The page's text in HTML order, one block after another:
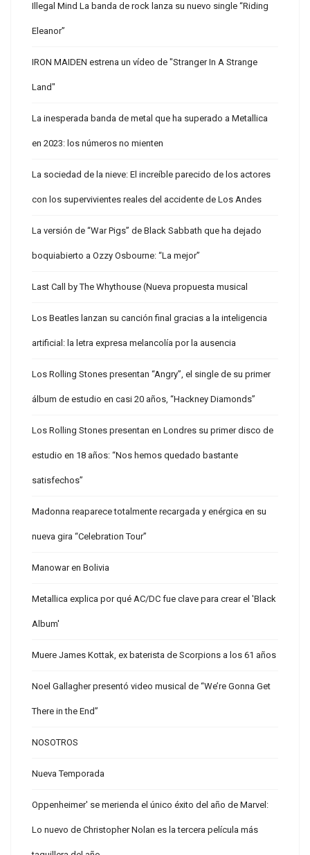
Illegal Mind La banda de rock lanza su nuevo single “Riding
Eleanor”
IRON MAIDEN estrena un vídeo de "Stranger In A Strange
Land"
La inesperada banda de metal que ha superado a Metallica
en 2023: los números no mienten
La sociedad de la nieve: El increíble parecido de los actores
con los supervivientes reales del accidente de Los Andes
La versión de “War Pigs” de Black Sabbath que ha dejado
boquiabierto a Ozzy Osbourne: “La mejor”
Last Call by The Whythouse (Nueva propuesta musical
Los Beatles lanzan su canción final gracias a la inteligencia
artificial: la letra expresa melancolía por la ausencia
Los Rolling Stones presentan “Angry”, el single de su primer
álbum de estudio en casi 20 años, “Hackney Diamonds”
Los Rolling Stones presentan en Londres su primer disco de
estudio en 18 años: “Nos hemos quedado bastante
satisfechos”
Madonna reaparece totalmente recargada y enérgica en su
nueva gira “Celebration Tour”
Manowar en Bolivia
Metallica explica por qué AC/DC fue clave para crear el 'Black
Album'
Muere James Kottak, ex baterista de Scorpions a los 61 años
Noel Gallagher presentó video musical de “We’re Gonna Get
There in the End”
NOSOTROS
Nueva Temporada
Oppenheimer' se merienda el único éxito del año de Marvel:
Lo nuevo de Christopher Nolan es la tercera película más